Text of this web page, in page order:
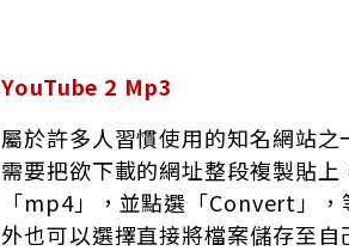
YouTube 2 Mp3
屬於許多人習慣使用的知名網站
需要把欲下載的網址整段複製貼
「mp4」，並點選「Convert」
外也可以選擇直接將檔案儲存至